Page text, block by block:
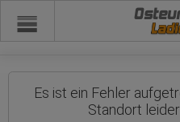
Es ist ein Fehler
Standort